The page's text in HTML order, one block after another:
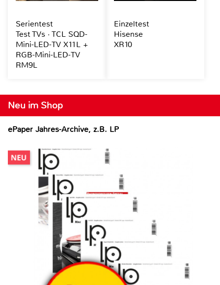
Neu im Shop
ePaper Jahres-Archive, z.B. LP
Serientest
Test TVs · TCL SQD-
Mini-LED-TV X11L +
RGB-Mini-LED-TV
RM9L
Einzeltest
Hisense
XR10